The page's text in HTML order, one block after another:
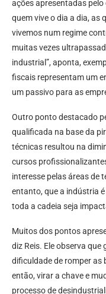
ações apresentadas pelo
quem vive o dia a dia, as
vivemos num regime
muitas vezes
industrial”, aponta,
fiscais representam um
um passivo para as
Outro ponto destacado
qualificada na base da
técnicas resultou na
cursos
interesse pelas áreas de
entanto, que a indústria
toda a cadeia seja
Muitos dos pontos
diz Reis. Ele observa
dificuldade de romper as
então, virar a chave e
processo de